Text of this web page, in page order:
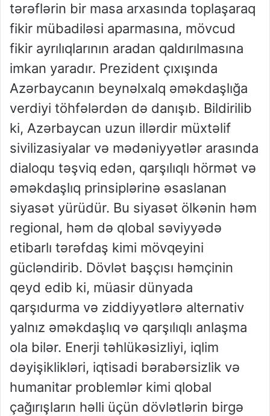
tərəflərin bir masa arxasında toplaşaraq
fikir mübadiləsi aparmasına, mövcud
fikir ayrılıqlarının aradan qaldırılmasına
imkan yaradır. Prezident çıxışında
Azərbaycanın beynəlxalq əməkdaşlığa
verdiyi töhfələrdən də danışıb. Bildirilib
ki, Azərbaycan uzun illərdir müxtəlif
sivilizasiyalar və mədəniyyətlər arasında
dialoqu təşviq edən, qarşılıqlı hörmət və
əməkdaşlıq prinsiplərinə əsaslanan
siyasət yürüdür. Bu siyasət ölkənin həm
regional, həm də qlobal səviyyədə
etibarlı tərəfdaş kimi mövqeyini
gücləndirib. Dövlət başçısı həmçinin
qeyd edib ki, müasir dünyada
qarşıdurma və ziddiyyətlərə alternativ
yalnız əməkdaşlıq və qarşılıqlı anlaşma
ola bilər. Enerji təhlükəsizliyi, iqlim
dəyişiklikləri, iqtisadi bərabərsizlik və
humanitar problemlər kimi qlobal
çağırışların həlli üçün dövlətlərin birgə